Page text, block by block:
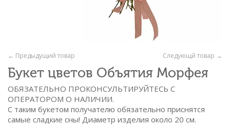
Следующй товар →
← Предыдущий товар
Букет цветов Объятия Морфея
ОБЯЗАТЕЛЬНО ПРОКОНСУЛЬТИРУЙТЕСЬ С
ОПЕРАТОРОМ О НАЛИЧИИ.
С таким букетом получателю обязательно приснятся
самые сладкие сны! Диаметр изделия около 20 см.